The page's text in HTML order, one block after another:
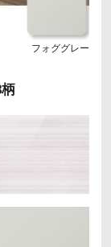
フォググレー